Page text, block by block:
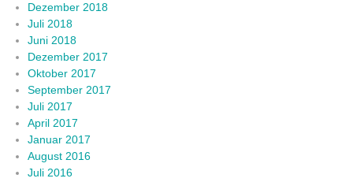
Dezember 2018
Juli 2018
Juni 2018
Dezember 2017
Oktober 2017
September 2017
Juli 2017
April 2017
Januar 2017
August 2016
Juli 2016